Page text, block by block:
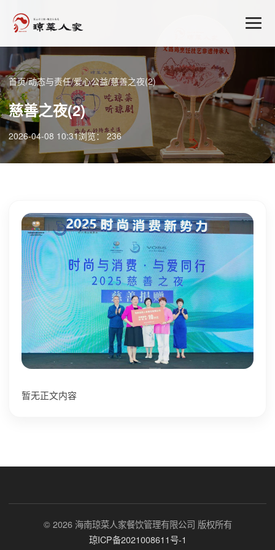
首页/动态与责任/爱心公益/慈善之夜(2)
慈善之夜(2)
2026-04-08 10:31浏览： 236
暂无正文内容
© 2026 海南琼菜人家餐饮管理有限公司 版权所有
琼ICP备2021008611号-1